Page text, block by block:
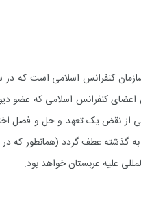
اعضای کنفرانس اسلامی که عضو
از نقض یک تعهد و حل و فصل
به گذشته عطف گردد (همانطور که
علیه عربستان خواهد بود.